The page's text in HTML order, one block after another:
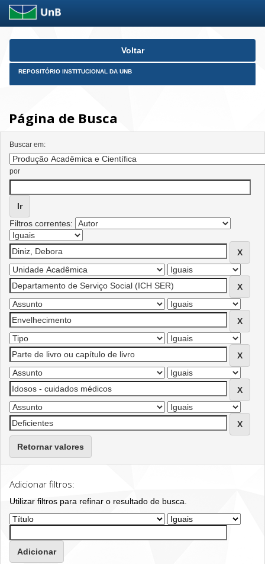
Skip
Voltar
REPOSITÓRIO INSTITUCIONAL DA UNB
Página de Busca
Buscar em:
por
Filtros correntes:
Retornar valores
Adicionar filtros:
Utilizar filtros para refinar o resultado de busca.